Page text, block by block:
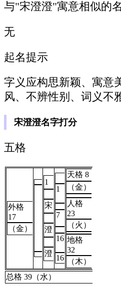
与"宋澄澄"寓意相似的
无
起名提示
字义应构思新颖、寓意
风、不辨性别、词义不
宋澄澄名字打分
五格
外格
17
（金）
1
宋
澄
澄
1
7
16
16
天格 8
（金）
人格
23
（火）
地格
32
（木）
总格 39（水）